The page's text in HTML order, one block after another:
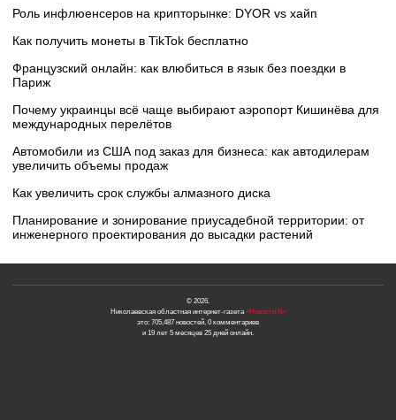
Роль инфлюенсеров на крипторынке: DYOR vs хайп
Как получить монеты в TikTok бесплатно
Французский онлайн: как влюбиться в язык без поездки в
Париж
Почему украинцы всё чаще выбирают аэропорт Кишинёва для
международных перелётов
Автомобили из США под заказ для бизнеса: как автодилерам
увеличить объемы продаж
Как увеличить срок службы алмазного диска
Планирование и зонирование приусадебной территории: от
инженерного проектирования до высадки растений
© 2026.
Николаевская областная интернет-газета«Новости N»
это: 705,487 новостей, 0 комментариев
и 19 лет 5 месяцев 25 дней онлайн.